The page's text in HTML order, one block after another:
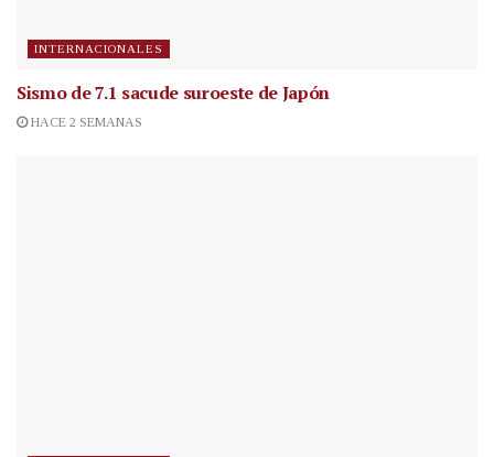
INTERNACIONALES
Sismo de 7.1 sacude suroeste de Japón
HACE 2 SEMANAS